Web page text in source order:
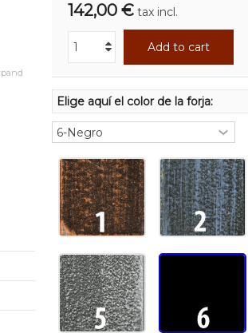
142,00 € tax incl.
Add to cart
Elige aquí el color de la forja: